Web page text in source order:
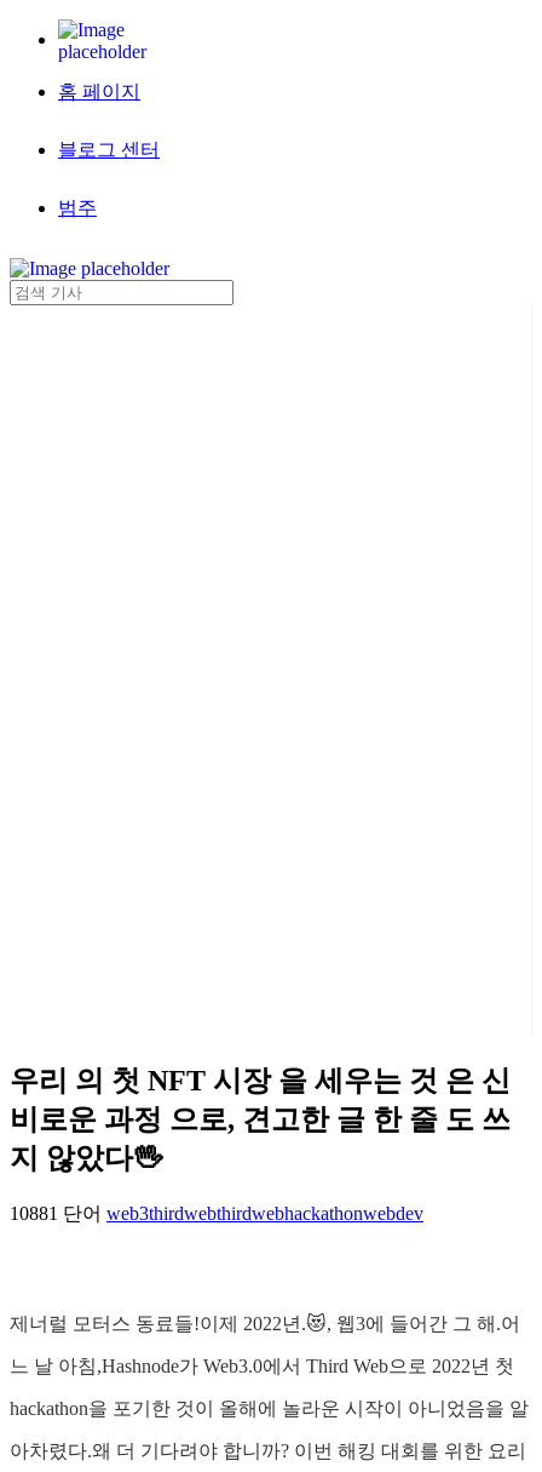
홈 페이지
블로그 센터
범주
우리 의 첫 NFT 시장 을 세우는 것 은 신
비로운 과정 으로, 견고한 글 한 줄 도 쓰
지 않았다🖖
10881 단어 web3thirdwebthirdwebhackathonwebdev
제너럴 모터스 동료들!이제 2022년.😻, 웹3에 들어간 그 해.어
느 날 아침,Hashnode가 Web3.0에서 Third Web으로 2022년 첫
hackathon을 포기한 것이 올해에 놀라운 시작이 아니었음을 알
아차렸다.왜 더 기다려야 합니까? 이번 해킹 대회를 위한 요리